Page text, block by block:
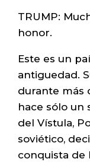
TRUMP:
honor.
Este es un
antiguedad.
durante más
hace sólo un
del Vístula,
soviético,
conquista de